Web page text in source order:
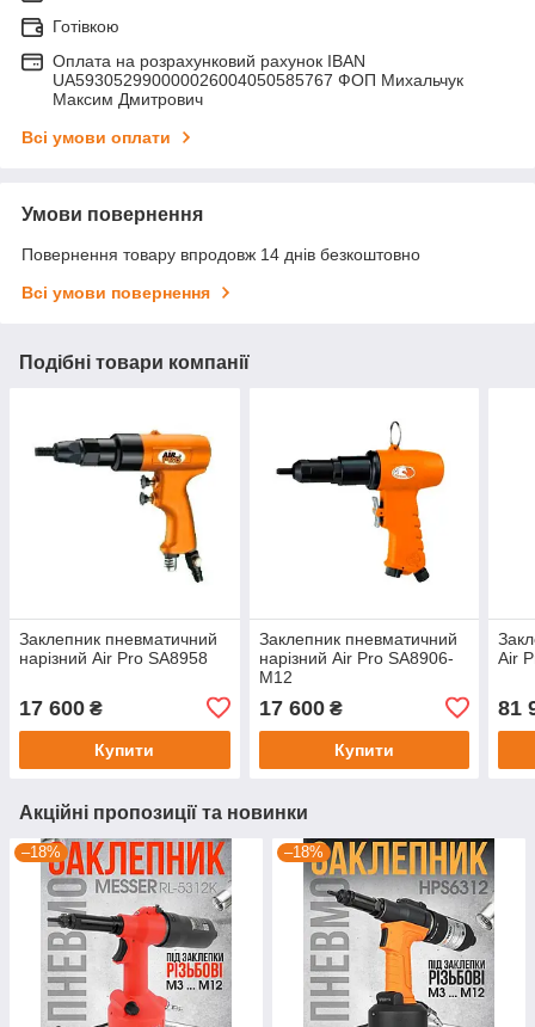
Готівкою
Оплата на розрахунковий рахунок IBAN
UA593052990000026004050585767 ФОП Михальчук
Максим Дмитрович
Всі умови оплати
Умови повернення
Повернення товару впродовж 14 днів безкоштовно
Всі умови повернення
Подібні товари компанії
Заклепник пневматичний
нарізний Air Pro SA8958
17 600 ₴
Купити
Заклепник пневматичний
нарізний Air Pro SA8906-
М12
17 600₴
Купити
Air
81
Акційні пропозиції та новинки
–18% –18%